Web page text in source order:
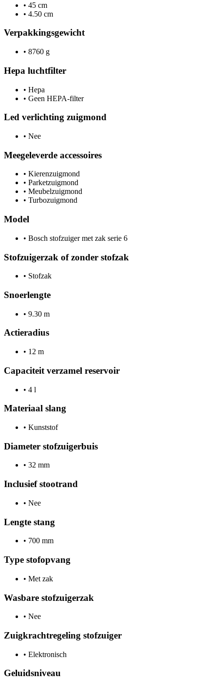
• 45 cm
• 4.50 cm
Verpakkingsgewicht
• 8760 g
Hepa luchtfilter
• Hepa
• Geen HEPA-filter
Led verlichting zuigmond
• Nee
Meegeleverde accessoires
• Kierenzuigmond
• Parketzuigmond
• Meubelzuigmond
• Turbozuigmond
Model
• Bosch stofzuiger met zak serie 6
Stofzuigerzak of zonder stofzak
• Stofzak
Snoerlengte
• 9.30 m
Actieradius
• 12 m
Capaciteit verzamel reservoir
• 4 l
Materiaal slang
• Kunststof
Diameter stofzuigerbuis
• 32 mm
Inclusief stootrand
• Nee
Lengte stang
• 700 mm
Type stofopvang
• Met zak
Wasbare stofzuigerzak
• Nee
Zuigkrachtregeling stofzuiger
• Elektronisch
Geluidsniveau